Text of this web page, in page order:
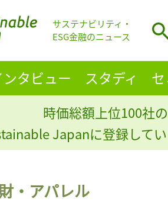
サステナビリティ・
ESG金融のニュース
ンタビュー スタディ
時価総額上位100社
Japanに登録して
・アパレル